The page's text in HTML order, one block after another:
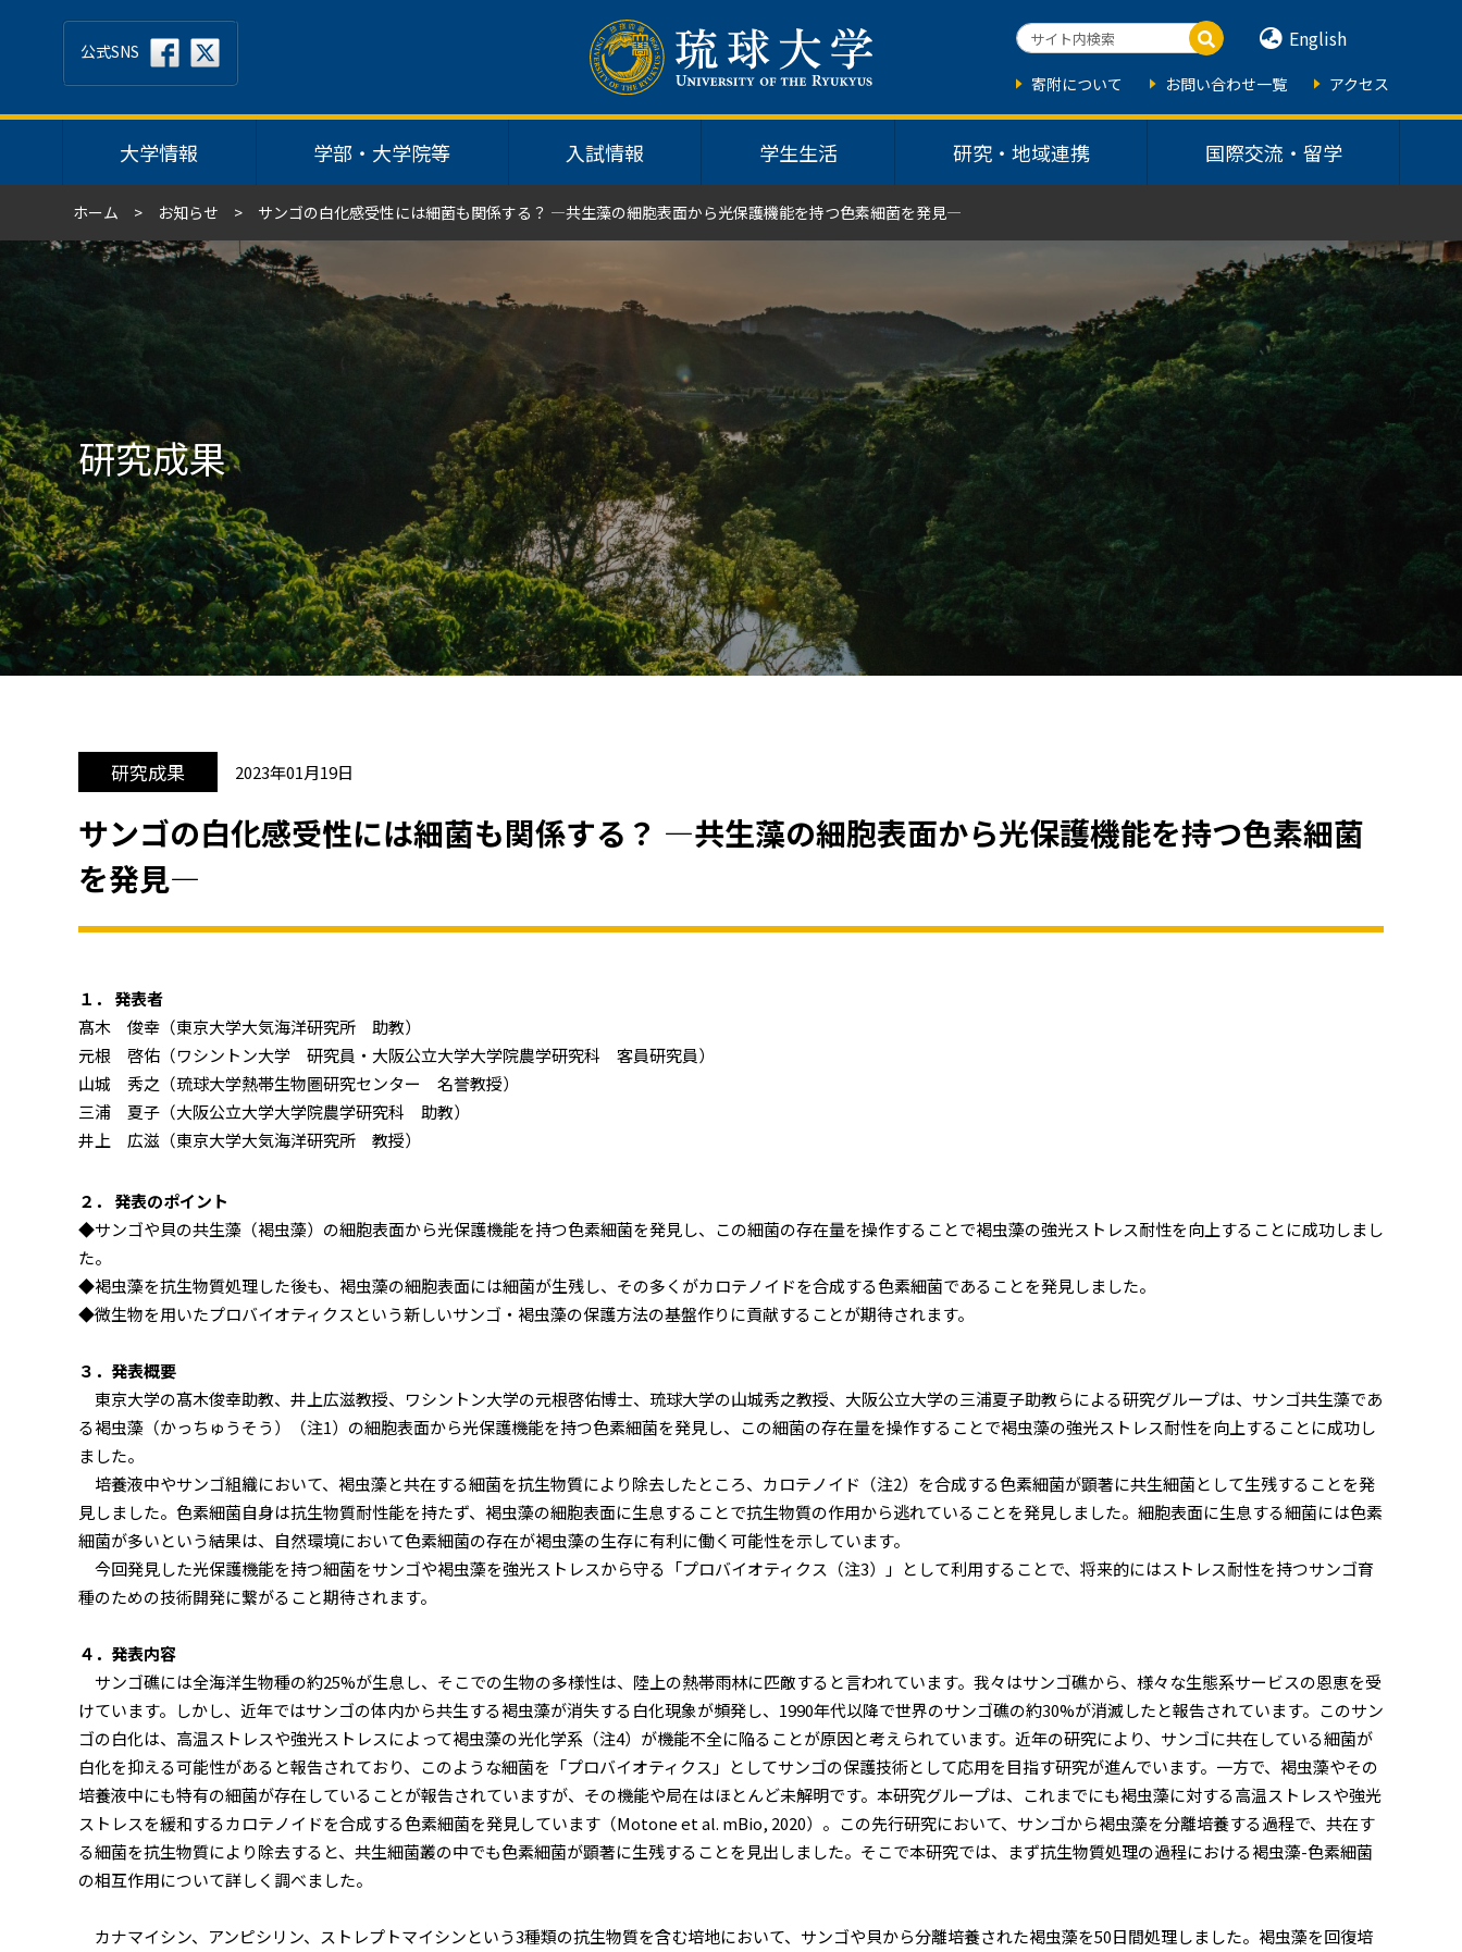
大学情報 学部・大学院等 入試情報 学生生活 研究・地域連携 国際交流・留学
公式SNS English
寄附について お問い合わせ一覧 アクセス
ホーム お知らせ サンゴの白化感受性には細菌も関係する？ ―共生藻の細胞表面から光保護機能を持つ色素細菌を発見―
研究成果
研究成果 2023年01月19日
サンゴの白化感受性には細菌も関係する？ ―共生藻の細胞表面から光保護機能を持つ色素細菌
を発見―
１． 発表者
髙木 俊幸（東京大学大気海洋研究所 助教）
元根 啓佑（ワシントン大学 研究員・大阪公立大学大学院農学研究科 客員研究員）
山城 秀之（琉球大学熱帯生物圏研究センター 名誉教授）
三浦 夏子（大阪公立大学大学院農学研究科 助教）
井上 広滋（東京大学大気海洋研究所 教授）
２． 発表のポイント
◆サンゴや貝の共生藻（褐虫藻）の細胞表面から光保護機能を持つ色素細菌を発見し、この細菌の存在量を操作することで褐虫藻の強光ストレス耐性を向上することに成功しまし
た。
◆褐虫藻を抗生物質処理した後も、褐虫藻の細胞表面には細菌が生残し、その多くがカロテノイドを合成する色素細菌であることを発見しました。
◆微生物を用いたプロバイオティクスという新しいサンゴ・褐虫藻の保護方法の基盤作りに貢献することが期待されます。
３．発表概要
東京大学の髙木俊幸助教、井上広滋教授、ワシントン大学の元根啓佑博士、琉球大学の山城秀之教授、大阪公立大学の三浦夏子助教らによる研究グループは、サンゴ共生藻であ
る褐虫藻（かっちゅうそう）（注1）の細胞表面から光保護機能を持つ色素細菌を発見し、この細菌の存在量を操作することで褐虫藻の強光ストレス耐性を向上することに成功し
ました。
培養液中やサンゴ組織において、褐虫藻と共在する細菌を抗生物質により除去したところ、カロテノイド（注2）を合成する色素細菌が顕著に共生細菌として生残することを発
見しました。色素細菌自身は抗生物質耐性能を持たず、褐虫藻の細胞表面に生息することで抗生物質の作用から逃れていることを発見しました。細胞表面に生息する細菌には色素
細菌が多いという結果は、自然環境において色素細菌の存在が褐虫藻の生存に有利に働く可能性を示しています。
今回発見した光保護機能を持つ細菌をサンゴや褐虫藻を強光ストレスから守る「プロバイオティクス（注3）」として利用することで、将来的にはストレス耐性を持つサンゴ育
種のための技術開発に繋がること期待されます。
４．発表内容
サンゴ礁には全海洋生物種の約25%が生息し、そこでの生物の多様性は、陸上の熱帯雨林に匹敵すると言われています。我々はサンゴ礁から、様々な生態系サービスの恩恵を受
けています。しかし、近年ではサンゴの体内から共生する褐虫藻が消失する白化現象が頻発し、1990年代以降で世界のサンゴ礁の約30%が消滅したと報告されています。このサン
ゴの白化は、高温ストレスや強光ストレスによって褐虫藻の光化学系（注4）が機能不全に陥ることが原因と考えられています。近年の研究により、サンゴに共在している細菌が
白化を抑える可能性があると報告されており、このような細菌を「プロバイオティクス」としてサンゴの保護技術として応用を目指す研究が進んでいます。一方で、褐虫藻やその
培養液中にも特有の細菌が存在していることが報告されていますが、その機能や局在はほとんど未解明です。本研究グループは、これまでにも褐虫藻に対する高温ストレスや強光
ストレスを緩和するカロテノイドを合成する色素細菌を発見しています（Motone et al. mBio, 2020）。この先行研究において、サンゴから褐虫藻を分離培養する過程で、共在す
る細菌を抗生物質により除去すると、共生細菌叢の中でも色素細菌が顕著に生残することを見出しました。そこで本研究では、まず抗生物質処理の過程における褐虫藻-色素細菌
の相互作用について詳しく調べました。
カナマイシン、アンピシリン、ストレプトマイシンという3種類の抗生物質を含む培地において、サンゴや貝から分離培養された褐虫藻を50日間処理しました。褐虫藻を回復培